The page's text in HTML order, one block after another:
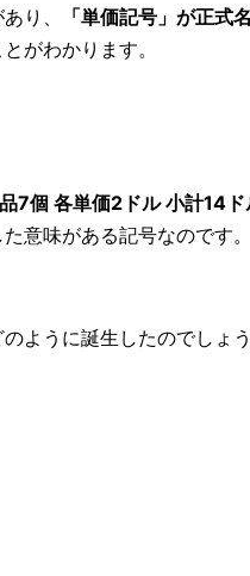
り、 「単価記号」が正式
がわかります。
7個 各単価2ドル 小計14ド
意味がある記号なのです。
ように誕生したのでしょ